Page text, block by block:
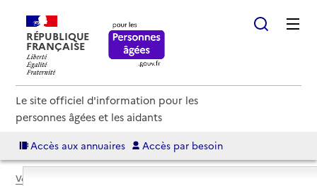
RÉPUBLIQUE
FRANÇAISE
Le site officiel d'information pour les
personnes âgées et les aidants
Accès aux annuaires Accès par besoin
Voir le fil d’Ariane